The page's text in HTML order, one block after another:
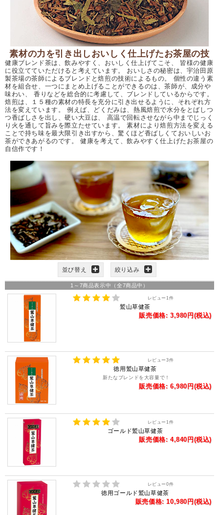
素材の力を引き出しおいしく仕上げたお茶屋の技
健康ブレンド茶は、飲みやすく、おいしく仕上げてこそ、 皆様の健康
に役立てていただけると考えています。 おいしさの秘密は、宇治田原
製茶場の茶師によるブレンドと焙煎の技術によるもの。 個性の違う素
材を組合せ、一つにまとめ上げることができるのは、茶師が、成分や
味わい、 香りなどを総合的に考慮して、ブレンドしているからです。
焙煎は、１５種の素材の特長を充分に引き出せるように、それぞれ方
法を変えています。 例えば、どくだみは、熱風焙煎で水分をとばしつ
つ香ばしさを出し、硬い大豆は、 高温で回転させながら中までじっく
り火を通して旨みを際立たせています。 素材により焙煎方法を変える
ことで持ち味を最大限引き出すから、驚くほど香ばしくておいしいお
茶ができあがるのです。 健康を考えて、飲みやすく仕上げたお茶屋の
自信作です！
並び替え 絞り込み
1 ～ 7商品表示中（全7商品中）
レビュー 1 件
鷲山草健茶
販売価格: 3,980円(税込)
レビュー3件
徳用鷲山草健茶
新たなブレンドを大容量で！
販売価格: 6,980円(税込)
レビュー 1 件
ゴールド鷲山草健茶
販売価格: 4,840円(税込)
レビュー0件
徳用ゴールド鷲山草健茶
販売価格: 10,980円(税込)